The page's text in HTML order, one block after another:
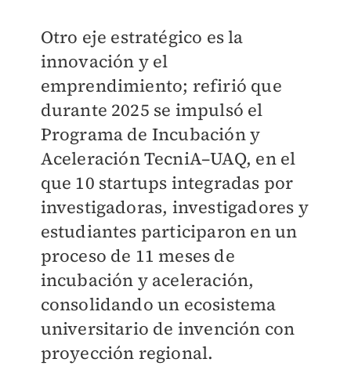
Otro eje estratégico es la
innovación y el
emprendimiento; refirió que
durante 2025 se impulsó el
Programa de Incubación y
Aceleración TecniA–UAQ, en el
que 10 startups integradas por
investigadoras, investigadores y
estudiantes participaron en un
proceso de 11 meses de
incubación y aceleración,
consolidando un ecosistema
universitario de invención con
proyección regional.